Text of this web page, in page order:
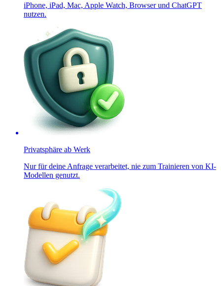
iPhone, iPad, Mac, Apple Watch, Browser und ChatGPT
nutzen.
Privatsphäre ab Werk
Nur für deine Anfrage verarbeitet, nie zum Trainieren von KI-
Modellen genutzt.